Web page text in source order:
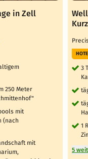
in Zell
250 Meter
mit
(nach
mit
3
1
5